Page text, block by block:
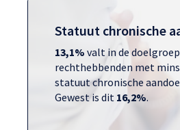
Statuut chronische
13,1% valt in de doelgroep
rechthebbenden met
statuut chronische
Gewest is dit 16,2%.